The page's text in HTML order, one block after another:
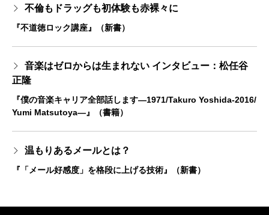
不倫もドラッグも初体験も赤裸々に
『不道徳ロック講座』（新書）
音楽はゼロからは生まれない インタビュー：松任谷
正隆
『僕の音楽キャリア全部話します―1971/Takuro Yoshida-2016/
Yumi Matsutoya―』（書籍）
温もりあるメールとは？
『「メール好感度」を格段に上げる技術』（新書）